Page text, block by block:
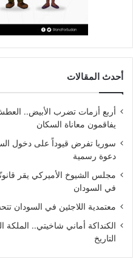
أحدث المقالات
أربع أزمات تضرب الأبيض..
يفاقمون معاناة السكان
سوريا تفرض قيوداً على دخول
دعوة رسمية
مجلس الشيوخ الأميركي يقر
في السودان
معتمدية اللاجئين في السودان
الكنداكة أماني شاخيتي.. الملكة
التاريخ